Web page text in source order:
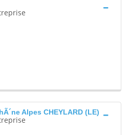
Alpes CHEYLARD (LE)